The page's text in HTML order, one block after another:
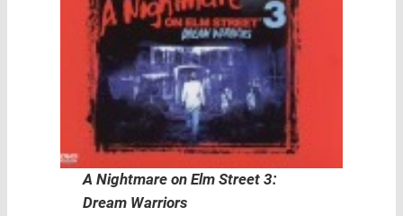
A Nightmare on Elm Street 3:
Dream Warriors